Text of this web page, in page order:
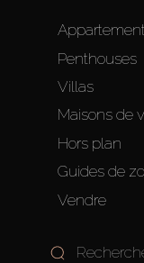
Penthouses
Villas
Maisons de
Hors plan
Guides de
Vendre